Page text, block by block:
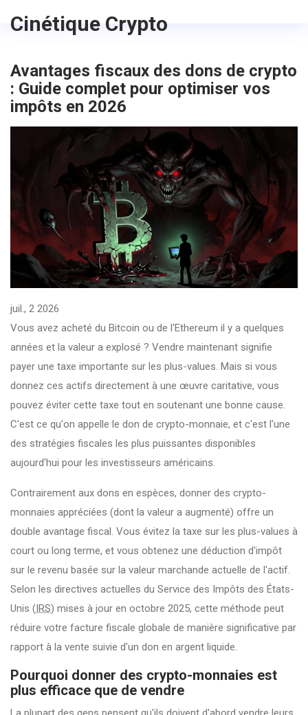
Cinétique Crypto
Avantages fiscaux des dons de crypto
: Guide complet pour optimiser vos
impôts en 2026
juil., 2 2026
Vous avez acheté du Bitcoin ou de l'Ethereum il y a quelques
années et la valeur a explosé ? Vendre maintenant signifie
payer une taxe importante sur les plus-values. Mais si vous
donnez ces actifs directement à une œuvre caritative, vous
pouvez éviter cette taxe tout en soutenant une bonne cause.
C'est ce qu'on appelle le don de crypto-monnaie, et c'est l'une
des stratégies fiscales les plus puissantes disponibles
aujourd'hui pour les investisseurs américains.
Contrairement aux dons en espèces, donner des crypto-
monnaies appréciées (dont la valeur a augmenté) offre un
double avantage fiscal. Vous évitez la taxe sur les plus-values à
court ou long terme, et vous obtenez une déduction d'impôt
sur le revenu basée sur la valeur marchande actuelle de l'actif.
Selon les directives actuelles du Service des Impôts des États-
Unis (IRS) mises à jour en octobre 2025, cette méthode peut
réduire votre facture fiscale globale de manière significative par
rapport à la vente suivie d'un don en argent liquide.
Pourquoi donner des crypto-monnaies est
plus efficace que de vendre